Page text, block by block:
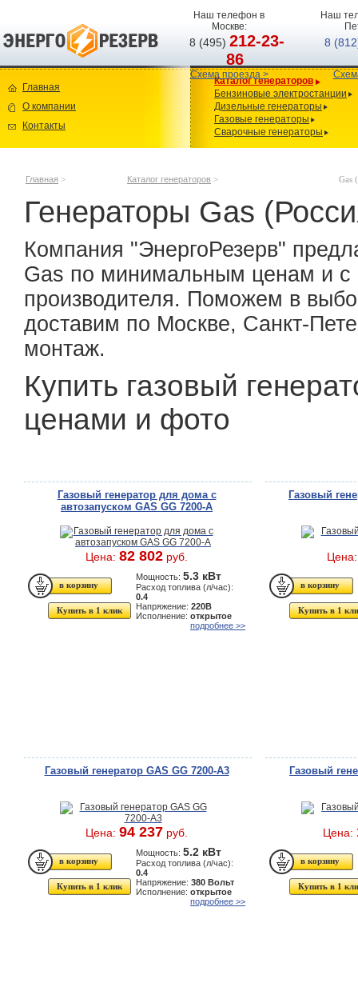
Наш телефон в
Москве:
8 (495)212-23-
86
Схема проезда >
Наш
8
Главная
О компании
Контакты
Каталог генераторов
Бензиновые электростанции
Дизельные генераторы
Газовые генераторы
Сварочные генераторы
Главная > Каталог генераторов > Gas
Генераторы Gas
Компания "ЭнергоРезерв"
Gas по минимальным ценам и с
производителя. Поможем в
доставим по Москве, Санкт-
монтаж.
Купить газовый
ценами и фото
Газовый генератор для дома с
автозапуском GAS GG 7200-A
Цена: 82 802 руб.
Купить в 1 клик
Мощность: 5.3 кВт
Расход топлива (л/час):
0.4
Напряжение: 220В
Исполнение: открытое
подробнее >>
Газовый
Купить в 1
Газовый генератор GAS GG 7200-A3
Цена: 94 237 руб.
Купить в 1 клик
Мощность: 5.2 кВт
Расход топлива (л/час):
0.4
Напряжение: 380 Вольт
Исполнение: открытое
подробнее >>
Газовый
Цена:
Купить в 1